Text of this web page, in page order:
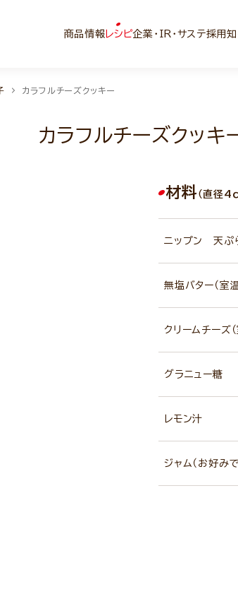
商品情報 レシピ企業・IR・サステ採用知
カラフルチーズクッキー
カラフルチーズクッキ
材料 （直径4
ニップン 天ぷ
無塩バター（室
クリームチーズ
グラニュー糖
レモン汁
ジャム（お好みで